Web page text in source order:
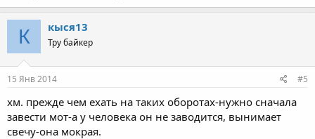
К кыся13
Тру байкер
15 Янв 2014 #5
хм. прежде чем ехать на таких оборотах-нужно сначала
завести мот-а у человека он не заводится, вынимает
свечу-она мокрая.